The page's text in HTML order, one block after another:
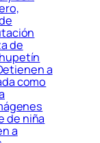
de
a
como
de niña
a